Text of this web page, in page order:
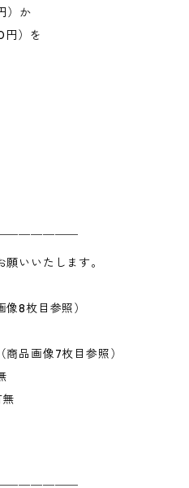
）か
）を
￣￣￣￣￣￣
いいたします。
8枚目参照）
品画像7枚目参照）